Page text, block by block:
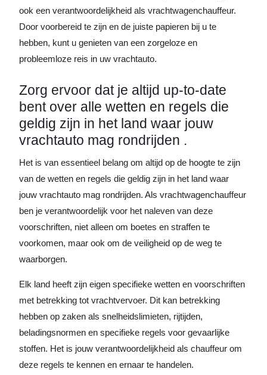
ook een verantwoordelijkheid als vrachtwagenchauffeur.
Door voorbereid te zijn en de juiste papieren bij u te
hebben, kunt u genieten van een zorgeloze en
probleemloze reis in uw vrachtauto.
Zorg ervoor dat je altijd up-to-date
bent over alle wetten en regels die
geldig zijn in het land waar jouw
vrachtauto mag rondrijden .
Het is van essentieel belang om altijd op de hoogte te zijn
van de wetten en regels die geldig zijn in het land waar
jouw vrachtauto mag rondrijden. Als vrachtwagenchauffeur
ben je verantwoordelijk voor het naleven van deze
voorschriften, niet alleen om boetes en straffen te
voorkomen, maar ook om de veiligheid op de weg te
waarborgen.
Elk land heeft zijn eigen specifieke wetten en voorschriften
met betrekking tot vrachtvervoer. Dit kan betrekking
hebben op zaken als snelheidslimieten, rijtijden,
beladingsnormen en specifieke regels voor gevaarlijke
stoffen. Het is jouw verantwoordelijkheid als chauffeur om
deze regels te kennen en ernaar te handelen.